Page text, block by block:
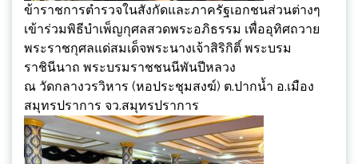
ข้าราชการตำรวจในสังกัดและภาครัฐเอกชนส่วนต่างๆ
เข้าร่วมพิธีบำเพ็ญกุศลสวดพระอภิธรรม เพื่ออุทิศถวาย
พระราชกุศลแด่สมเด็จพระนางเจ้าสิริกิติ์ พระบรม
ราชินีนาถ พระบรมราชชนนีพันปีหลวง
ณ วัดกลางวรวิหาร (หอประชุมสงฆ์) ต.ปากน้ำ อ.เมือง
สมุทรปราการ จว.สมุทรปราการ